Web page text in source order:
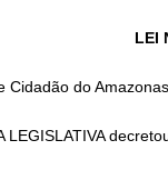
LEI
Cidadão do